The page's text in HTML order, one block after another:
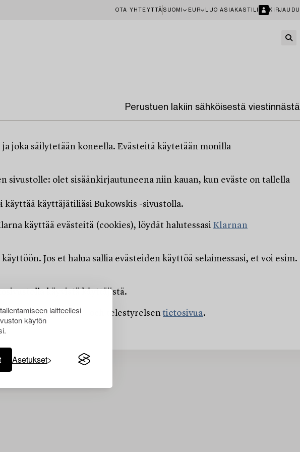
laitteellesi
käytön
Asetukset
OTA YHTEYTTÄ SUOMI EUR LUO ASIAKASTILI KIRJAUDU
Perustuen lakiin sähköisestä viestinnästä
joka säilytetään koneella. Evästeitä käytetään monilla
sivustolle: olet sisäänkirjautuneena niin kauan, kun eväste on tallella
käyttäjätiliäsi Bukowskis -sivustolla.
käyttää evästeitä (cookies), löydät halutessasi Klarnan
Jos et halua sallia evästeiden käyttöä selaimessasi, et voi esim.
käyvistä käyttäjistä.
ruotsalaista Post- och telestyrelsentietosivua.